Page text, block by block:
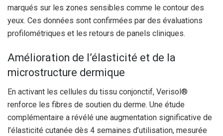
marqués sur les zones sensibles comme le contour des
yeux. Ces données sont confirmées par des évaluations
profilométriques et les retours de panels cliniques.
Amélioration de l’élasticité et de la
microstructure dermique
En activant les cellules du tissu conjonctif, Verisol®
renforce les fibres de soutien du derme. Une étude
complémentaire a révélé une augmentation significative de
l’élasticité cutanée dès 4 semaines d’utilisation, mesurée